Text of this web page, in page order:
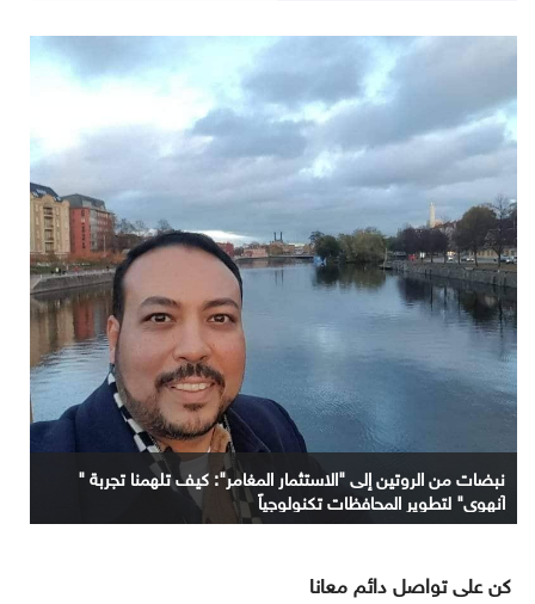
نبضات من الروتين إلى "الاستثمار المغامر": كيف تلهمنا تجربة "
آنهوي" لتطوير المحافظات تكنولوجياً
كن على تواصل دائم معانا